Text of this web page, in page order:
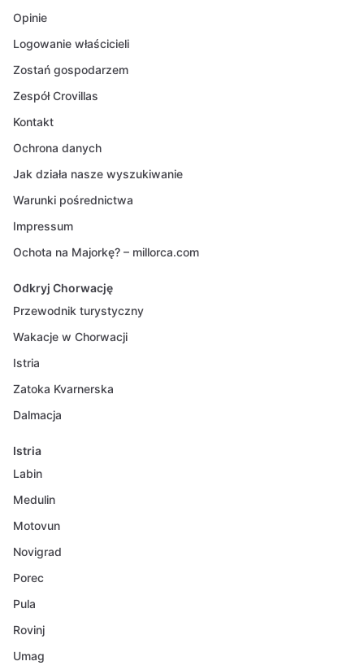
Opinie
Logowanie właścicieli
Zostań gospodarzem
Zespół Crovillas
Kontakt
Ochrona danych
Jak działa nasze wyszukiwanie
Warunki pośrednictwa
Impressum
Ochota na Majorkę? – millorca.com
Odkryj Chorwację
Przewodnik turystyczny
Wakacje w Chorwacji
Istria
Zatoka Kvarnerska
Dalmacja
Istria
Labin
Medulin
Motovun
Novigrad
Porec
Pula
Rovinj
Umag